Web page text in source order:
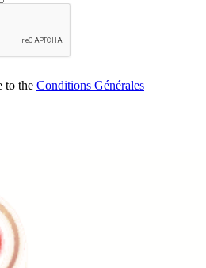
to the Conditions Générales